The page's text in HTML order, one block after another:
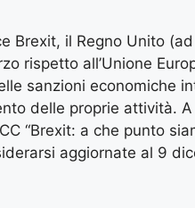
il Regno Unito
rispetto all’Unione
sanzioni economiche
delle proprie attività.
“Brexit: a che punto
aggiornate al 9